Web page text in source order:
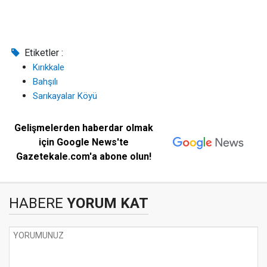
Etiketler :
Kırıkkale
Bahşılı
Sarıkayalar Köyü
Gelişmelerden haberdar olmak
için Google News'te
Gazetekale.com'a abone olun!
HABERE YORUM KAT